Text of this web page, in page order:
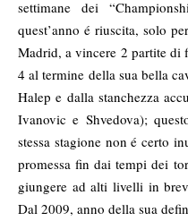
settimane dei
quest’anno é riuscita, solo
Madrid, a vincere 2 partite di
4 al termine della sua bella
Halep e dalla stanchezza
Ivanovic e Shvedova);
stessa stagione non é certo
promessa fin dai tempi dei
giungere ad alti livelli in
Dal 2009, anno della sua